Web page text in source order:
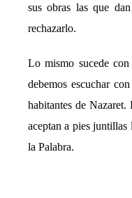
sus obras las que
rechazarlo.
Lo mismo sucede
debemos escuchar
habitantes de
aceptan a pies juntillas
la Palabra.